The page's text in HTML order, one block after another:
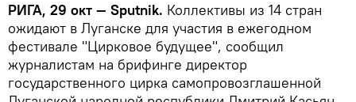
РИГА, 29 окт — Sputnik. Коллективы из 14 стран
ожидают в Луганске для участия в ежегодном
фестивале "Цирковое будущее", сообщил
журналистам на брифинге директор
государственного цирка самопровозглашенной